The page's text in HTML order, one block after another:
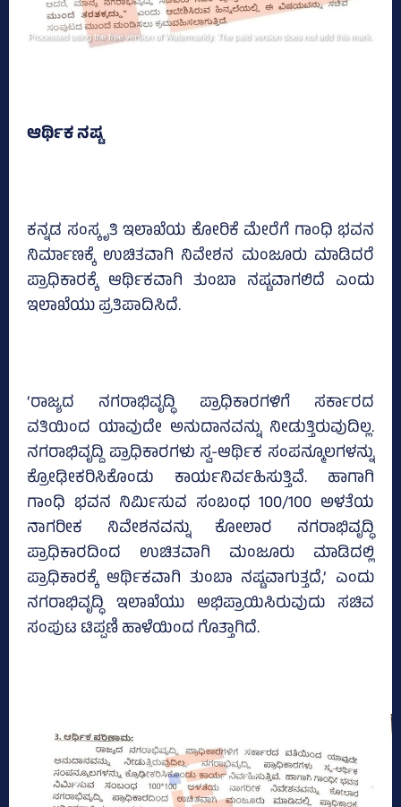
ಆರ್ಥಿಕ ನಷ್ಟ
ಕನ್ನಡ ಸಂಸ್ಕೃತಿ ಇಲಾಖೆಯ ಕೋರಿಕೆ ಮೇರೆಗೆ ಗಾಂಧಿ ಭವನ
ನಿರ್ಮಾಣಕ್ಕೆ ಉಚಿತವಾಗಿ ನಿವೇಶನ ಮಂಜೂರು ಮಾಡಿದರೆ
ಪ್ರಾಧಿಕಾರಕ್ಕೆ ಆರ್ಥಿಕವಾಗಿ ತುಂಬಾ ನಷ್ಟವಾಗಲಿದೆ ಎಂದು
ಇಲಾಖೆಯು ಪ್ರತಿಪಾದಿಸಿದೆ.
‘ರಾಜ್ಯದ ನಗರಾಭಿವೃದ್ಧಿ ಪ್ರಾಧಿಕಾರಗಳಿಗೆ ಸರ್ಕಾರದ
ವತಿಯಿಂದ ಯಾವುದೇ ಅನುದಾನವನ್ನು ನೀಡುತ್ತಿರುವುದಿಲ್ಲ.
ನಗರಾಭಿವೃದ್ದಿ ಪ್ರಾಧಿಕಾರಗಳು ಸ್ವ-ಆರ್ಥಿಕ ಸಂಪನ್ಮೂಲಗಳನ್ನು
ಕ್ರೋಢೀಕರಿಸಿಕೊಂಡು ಕಾರ್ಯನಿರ್ವಹಿಸುತ್ತಿವೆ. ಹಾಗಾಗಿ
ಗಾಂಧಿ ಭವನ ನಿರ್ಮಿಸುವ ಸಂಬಂಧ 100/100 ಅಳತೆಯ
ನಾಗರೀಕ ನಿವೇಶನವನ್ನು ಕೋಲಾರ ನಗರಾಭಿವೃದ್ಧಿ
ಪ್ರಾಧಿಕಾರದಿಂದ ಉಚಿತವಾಗಿ ಮಂಜೂರು ಮಾಡಿದಲ್ಲಿ
ಪ್ರಾಧಿಕಾರಕ್ಕೆ ಆರ್ಥಿಕವಾಗಿ ತುಂಬಾ ನಷ್ಟವಾಗುತ್ತದೆ,’ ಎಂದು
ನಗರಾಭಿವೃದ್ಧಿ ಇಲಾಖೆಯು ಅಭಿಪ್ರಾಯಿಸಿರುವುದು ಸಚಿವ
ಸಂಪುಟ ಟಿಪ್ಪಣಿ ಹಾಳೆಯಿಂದ ಗೊತ್ತಾಗಿದೆ.